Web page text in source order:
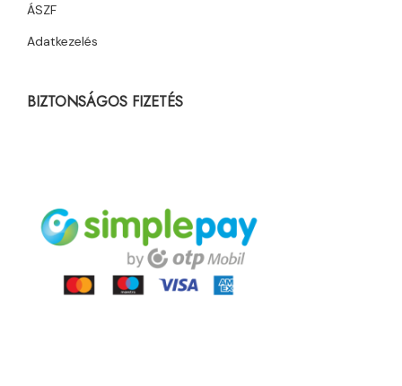
ÁSZF
Adatkezelés
BIZTONSÁGOS FIZETÉS